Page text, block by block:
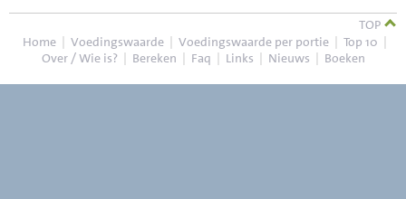
TOP
Home | Voedingswaarde | Voedingswaarde per portie | Top 10 |
Over / Wie is? | Bereken | Faq | Links | Nieuws | Boeken